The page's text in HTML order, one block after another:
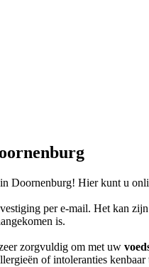
Doornenburg! Hier kunt u
per e-mail. Het kan
is.
zorgvuldig om met uw
of intoleranties kenbaar